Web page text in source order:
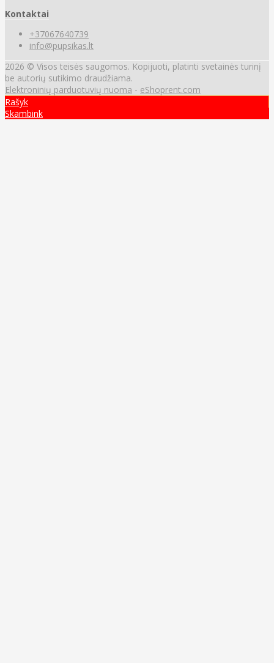
Kontaktai
+37067640739
info@pupsikas.lt
2026 © Visos teisės saugomos. Kopijuoti, platinti svetainės turinį
be autorių sutikimo draudžiama.
Elektroninių parduotuvių nuoma - eShoprent.com
Rašyk
Skambink